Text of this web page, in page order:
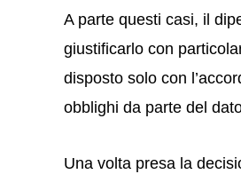
A parte questi casi, il
giustificarlo con
disposto solo con
obblighi da parte del
Una volta presa la